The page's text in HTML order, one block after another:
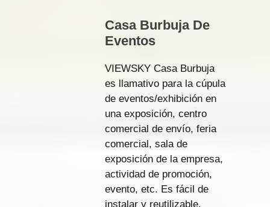
Casa Burbuja De
Eventos
VIEWSKY Casa Burbuja
es llamativo para la cúpula
de eventos/exhibición en
una exposición, centro
comercial de envío, feria
comercial, sala de
exposición de la empresa,
actividad de promoción,
evento, etc. Es fácil de
instalar y reutilizable.